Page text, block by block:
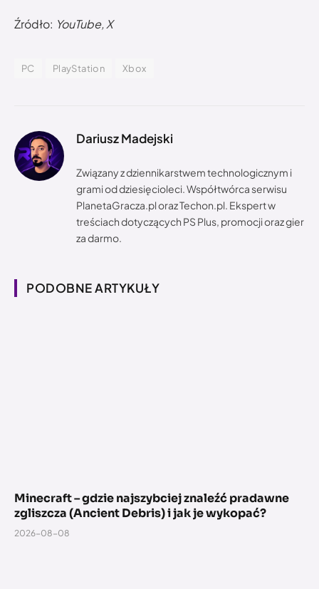
Źródło: YouTube, X
PC PlayStation Xbox
Dariusz Madejski
Związany z dziennikarstwem technologicznym i
grami od dziesięcioleci. Współtwórca serwisu
PlanetaGracza.pl oraz Techon.pl. Ekspert w
treściach dotyczących PS Plus, promocji oraz gier
za darmo.
PODOBNE ARTYKUŁY
Minecraft – gdzie najszybciej znaleźć pradawne
zgliszcza (Ancient Debris) i jak je wykopać?
2026-08-08